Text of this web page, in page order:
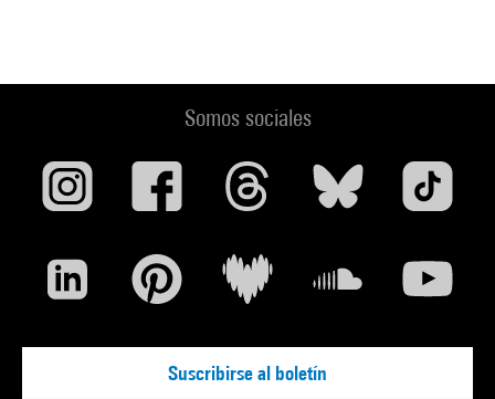
Somos sociales
Suscribirse al boletín